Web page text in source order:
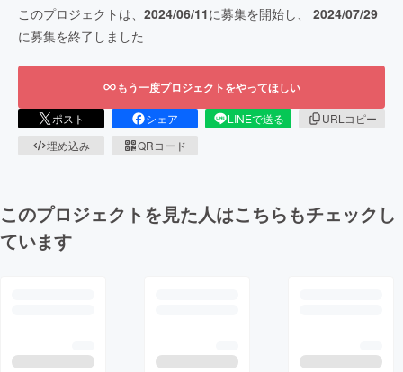
このプロジェクトは、 2024/06/11に募集を開始し、 2024/07/29
に募集を終了しました
もう一度プロジェクトをやってほしい
ポスト シェア LINEで送る
URLコピー
埋め込み
QRコード
このプロジェクトを見た人はこちらもチェックし
ています